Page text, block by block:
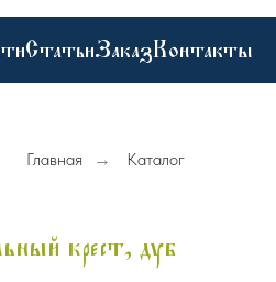
СтатьиЗаказКонтакты
Главная → Каталог
крест, дуб